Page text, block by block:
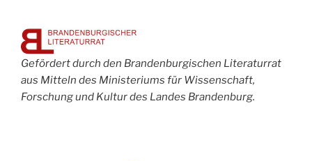
Gefördert durch den Brandenburgischen Literaturrat
aus Mitteln des Ministeriums für Wissenschaft,
Forschung und Kultur des Landes Brandenburg.